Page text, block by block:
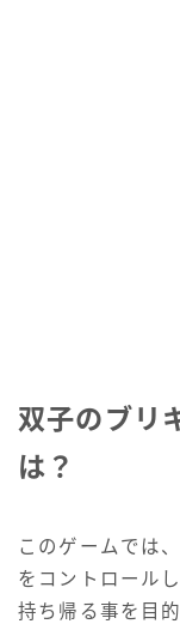
双子のブリ
は？
このゲームでは
をコントロール
持ち帰る事を目